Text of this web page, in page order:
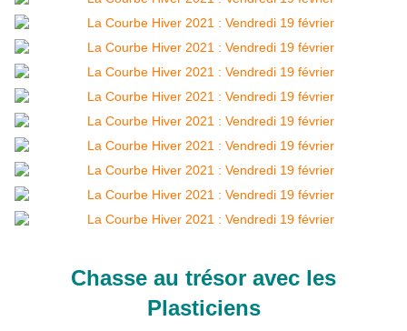
Chasse au trésor avec les
Plasticiens